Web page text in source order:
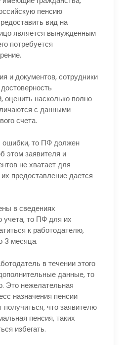
пенсию
вид на
является вынужденным
потребуется
и документов, сотрудники
оценить насколько полно
с данными
счета.
ошибки, то ПФ должен
этом заявителя и
не хватает для
предоставление дается
в сведениях
учета, то ПФ для их
к работодателю,
3 месяца.
в течении этого
данные, то
Это нежелательная
назначения пенсии
что заявителю
пенсия, таких
избегать.